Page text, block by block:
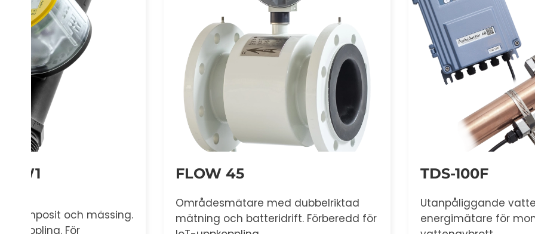
Områdesmätare med dubbelriktad
mätning och batteridrift. Förberedd för
Utanpåliggande vatten- och
energimätare för montage utan